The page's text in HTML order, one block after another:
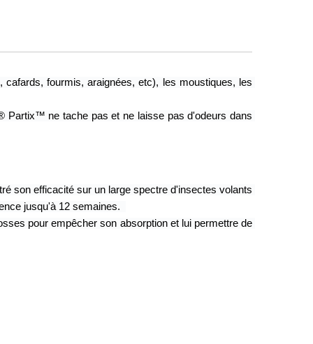
fourmis, araignées, etc), les moustiques, les
Partix™ ne tache pas et ne laisse pas d'odeurs dans
son efficacité sur un large spectre d'insectes volants
jusqu'à 12 semaines.
pour empêcher son absorption et lui permettre de